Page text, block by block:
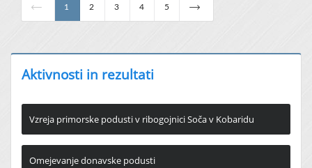
1 2 3 4 5
Aktivnosti in rezultati
Vzreja primorske podusti v ribogojnici Soča v Kobaridu
Omejevanje donavske podusti